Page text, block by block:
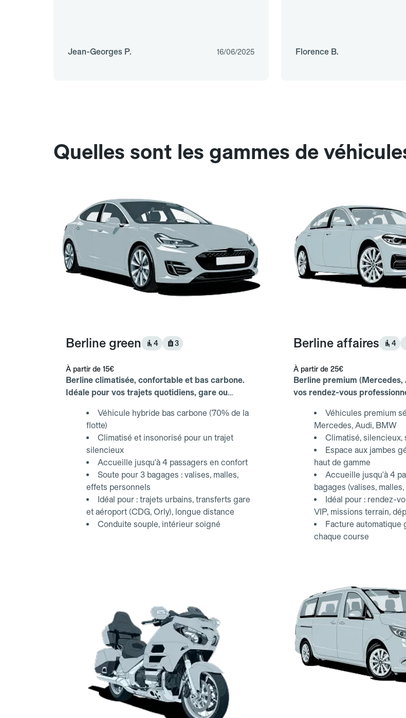
Jean-Georges P. 16/06/2025 Florence B.
Quelles sont les gammes de
Berline green 4 3
À partir de 15€
Berline climatisée, confortable et bas carbone.
Idéale pour vos trajets quotidiens, gare ou
Véhicule hybride bas carbone (70% de la
flotte)
Climatisé et insonorisé pour un trajet
silencieux
Accueille jusqu'à 4 passagers en confort
Soute pour 3 bagages : valises, malles,
effets personnels
Idéal pour : trajets urbains, transferts gare
et aéroport (CDG, Orly), longue distance
Conduite souple, intérieur soigné
Berline affaires 4
À partir de 25€
Berline premium (Mercedes,
vos rendez-vous
Véhicules premium
Mercedes, Audi, BMW
Climatisé, silencieux,
Espace aux jambes
haut de gamme
Accueille jusqu'à 4
bagages (valises,
Idéal pour : rendez-
VIP, missions terrain,
Facture automatique
chaque course